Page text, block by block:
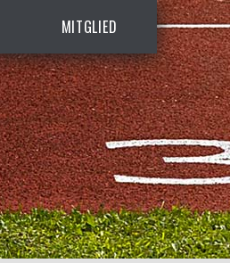
MITGLIED